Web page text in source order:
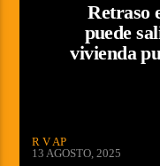
Retraso
puede
vivienda
R V AP
13 AGOSTO, 2025